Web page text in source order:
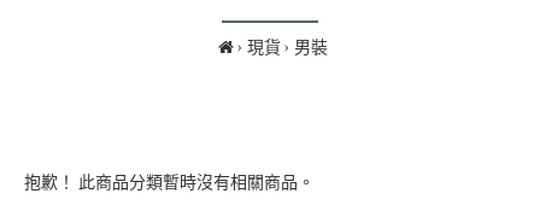
現貨 男裝
抱歉！ 此商品分類暫時沒有相關商品。